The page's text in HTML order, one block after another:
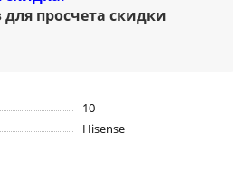
просчета скидки
10
Hisense